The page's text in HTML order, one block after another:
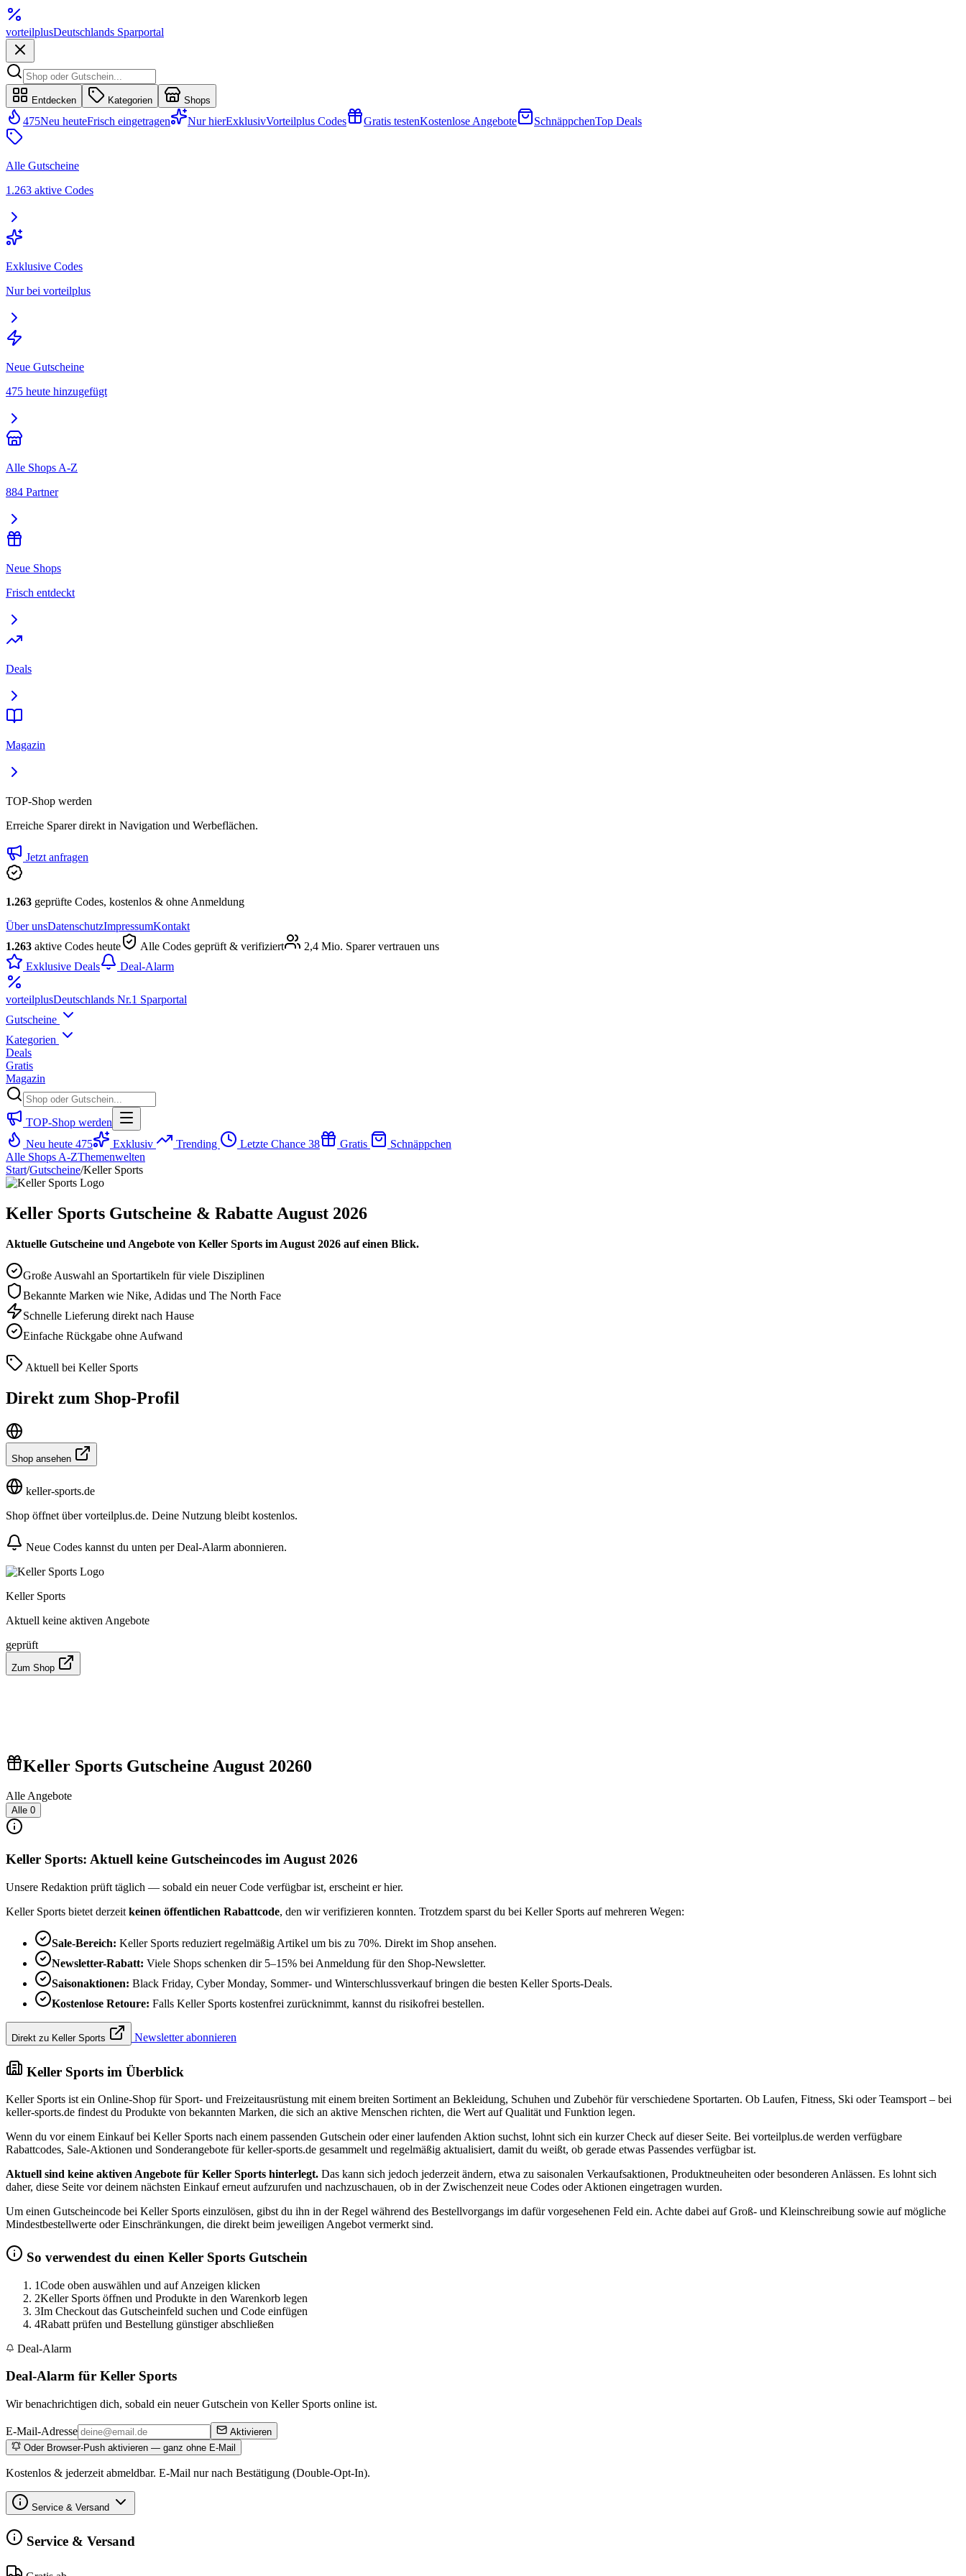
vorteilplusDeutschlands Sparportal
Entdecken Kategorien Shops
475Neu heuteFrisch eingetragen Nur hierExklusivVorteilplus Codes Gratis testenKostenlose Angebote SchnäppchenTop Deals
Alle Gutscheine
1.263 aktive Codes
Exklusive Codes
Nur bei vorteilplus
Neue Gutscheine
475 heute hinzugefügt
Alle Shops A-Z
884 Partner
Neue Shops
Frisch entdeckt
Deals
Magazin
TOP-Shop werden
Erreiche Sparer direkt in Navigation und Werbeflächen.
Jetzt anfragen
1.263 geprüfte Codes, kostenlos & ohne Anmeldung
Über unsDatenschutzImpressumKontakt
1.263 aktive Codes heute Alle Codes geprüft & verifiziert
2,4 Mio. Sparer vertrauen uns
Exklusive Deals
Deal-Alarm
vorteilplusDeutschlands Nr.1 Sparportal
Gutscheine
Kategorien
Deals
Gratis
Magazin
TOP-Shop werden
Neu heute 475 Exklusiv Trending Letzte Chance 38 Gratis
Schnäppchen
Alle Shops A-ZThemenwelten
Start/Gutscheine/Keller Sports
Keller Sports Gutscheine & Rabatte August 2026
Aktuelle Gutscheine und Angebote von Keller Sports im August 2026 auf einen Blick.
Große Auswahl an Sportartikeln für viele Disziplinen
Bekannte Marken wie Nike, Adidas und The North Face
Schnelle Lieferung direkt nach Hause
Einfache Rückgabe ohne Aufwand
Aktuell bei Keller Sports
Direkt zum Shop-Profil
Shop ansehen
keller-sports.de
Shop öffnet über vorteilplus.de. Deine Nutzung bleibt kostenlos.
Neue Codes kannst du unten per Deal-Alarm abonnieren.
Keller Sports
Aktuell keine aktiven Angebote
geprüft
Zum Shop
Keller Sports Gutscheine August 20260
Alle Angebote
Alle 0
Keller Sports: Aktuell keine Gutscheincodes im August 2026
Unsere Redaktion prüft täglich — sobald ein neuer Code verfügbar ist, erscheint er hier.
Keller Sports bietet derzeit keinen öffentlichen Rabattcode, den wir verifizieren konnten. Trotzdem sparst du bei Keller Sports auf mehreren Wegen:
Sale-Bereich: Keller Sports reduziert regelmäßig Artikel um bis zu 70%. Direkt im Shop ansehen.
Newsletter-Rabatt: Viele Shops schenken dir 5–15% bei Anmeldung für den Shop-Newsletter.
Saisonaktionen: Black Friday, Cyber Monday, Sommer- und Winterschlussverkauf bringen die besten Keller Sports-Deals.
Kostenlose Retoure: Falls Keller Sports kostenfrei zurücknimmt, kannst du risikofrei bestellen.
Direkt zu Keller Sports Newsletter abonnieren
Keller Sports im Überblick
Keller Sports ist ein Online-Shop für Sport- und Freizeitausrüstung mit einem breiten Sortiment an Bekleidung, Schuhen und Zubehör für verschiedene Sportarten. Ob Laufen, Fitness, Ski oder Teamsport – bei
keller-sports.de findest du Produkte von bekannten Marken, die sich an aktive Menschen richten, die Wert auf Qualität und Funktion legen.
Wenn du vor einem Einkauf bei Keller Sports nach einem passenden Gutschein oder einer laufenden Aktion suchst, lohnt sich ein kurzer Check auf dieser Seite. Bei vorteilplus.de werden verfügbare
Rabattcodes, Sale-Aktionen und Sonderangebote für keller-sports.de gesammelt und regelmäßig aktualisiert, damit du weißt, ob gerade etwas Passendes verfügbar ist.
Aktuell sind keine aktiven Angebote für Keller Sports hinterlegt. Das kann sich jedoch jederzeit ändern, etwa zu saisonalen Verkaufsaktionen, Produktneuheiten oder besonderen Anlässen. Es lohnt sich
daher, diese Seite vor deinem nächsten Einkauf erneut aufzurufen und nachzuschauen, ob in der Zwischenzeit neue Codes oder Aktionen eingetragen wurden.
Um einen Gutscheincode bei Keller Sports einzulösen, gibst du ihn in der Regel während des Bestellvorgangs im dafür vorgesehenen Feld ein. Achte dabei auf Groß- und Kleinschreibung sowie auf mögliche
Mindestbestellwerte oder Einschränkungen, die direkt beim jeweiligen Angebot vermerkt sind.
So verwendest du einen Keller Sports Gutschein
1Code oben auswählen und auf Anzeigen klicken
2Keller Sports öffnen und Produkte in den Warenkorb legen
3Im Checkout das Gutscheinfeld suchen und Code einfügen
4Rabatt prüfen und Bestellung günstiger abschließen
Deal-Alarm
Deal-Alarm für Keller Sports
Wir benachrichtigen dich, sobald ein neuer Gutschein von Keller Sports online ist.
E-Mail-Adresse
Aktivieren
Oder Browser-Push aktivieren — ganz ohne E-Mail
Kostenlos & jederzeit abmeldbar. E-Mail nur nach Bestätigung (Double-Opt-In).
Service & Versand
Service & Versand